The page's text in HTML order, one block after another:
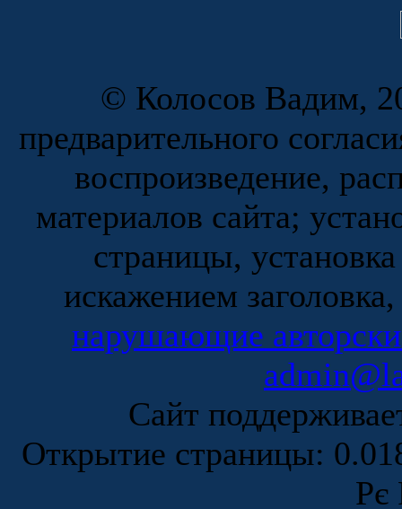
© Колосов Вадим,
предварительного
воспроизведение,
материалов сайта;
страницы,
искажением
нарушающие
Сайт
Открытие страницы:
Рє